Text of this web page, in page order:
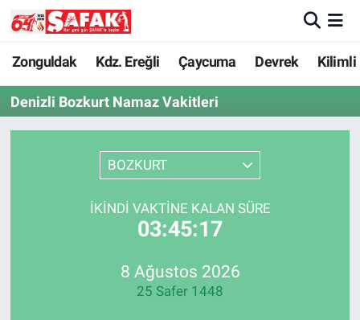
Zonguldak Kdz. Ereğli Çaycuma Devrek Kilimli
Denizli Bozkurt Namaz Vakitleri
BOZKURT
İKINDI VAKTINE KALAN SÜRE
03:45:17
8 Ağustos 2026
25 Safer 1448
Zonguldak
Kdz. Ereğli
Zonguldak Nöbetçi Eczaneler
Zonguldak Hava Durumu
Zonguldak Trafik Yoğunluk Haritası
Süper Lig Puan Durumu ve Fikstür
Tüm Manşetler